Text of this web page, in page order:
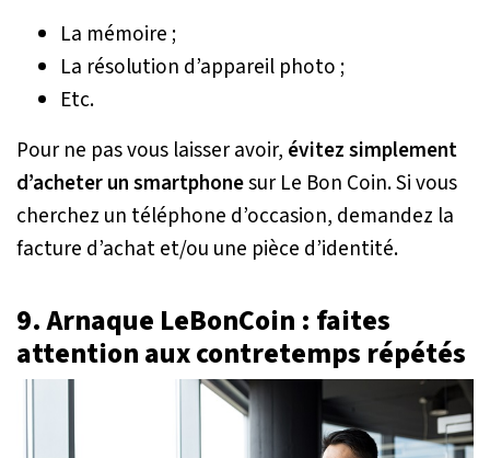
La mémoire ;
La résolution d’appareil photo ;
Etc.
Pour ne pas vous laisser avoir, évitez simplement
d’acheter un smartphonesur Le Bon Coin. Si vous
cherchez un téléphone d’occasion, demandez la
facture d’achat et/ou une pièce d’identité.
9. Arnaque LeBonCoin : faites
attention aux contretemps répétés